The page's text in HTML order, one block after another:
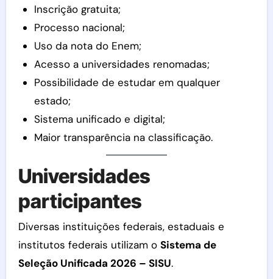
Inscrição gratuita;
Processo nacional;
Uso da nota do Enem;
Acesso a universidades renomadas;
Possibilidade de estudar em qualquer
estado;
Sistema unificado e digital;
Maior transparência na classificação.
Universidades
participantes
Diversas instituições federais, estaduais e
institutos federais utilizam o Sistema de
Seleção Unificada 2026 – SISU.